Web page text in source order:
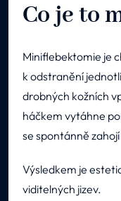
Co je to
Miniflebektomie je
k odstranění
drobných kožních
háčkem vytáhne
se spontánně
Výsledkem je
viditelných jizev.